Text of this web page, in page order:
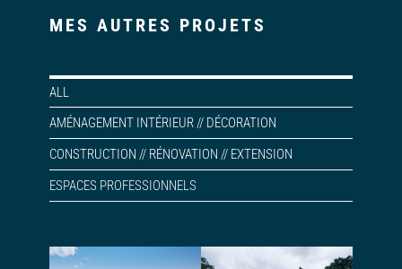
MES AUTRES PROJETS
ALL
AMÉNAGEMENT INTÉRIEUR // DÉCORATION
CONSTRUCTION // RÉNOVATION // EXTENSION
ESPACES PROFESSIONNELS